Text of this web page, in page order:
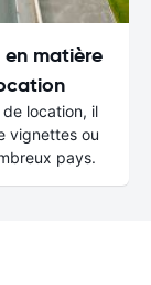
matière
location, il
vignettes ou
pays.